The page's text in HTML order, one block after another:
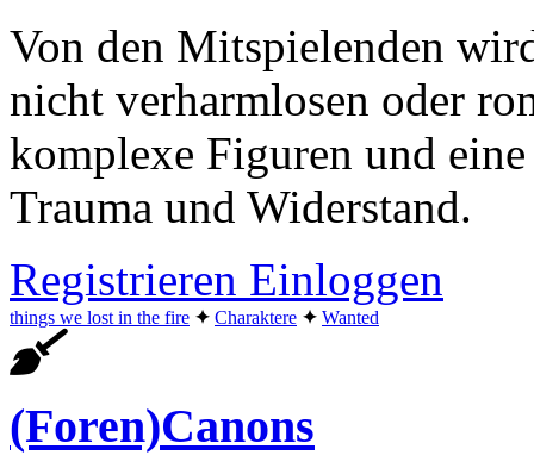
Von den Mitspielenden
nicht verharmlosen oder
komplexe Figuren und
Trauma und Widerstand.
Registrieren Einloggen
things we lost in the fire ✦︎ Charaktere ✦︎ Wanted
(Foren)Canons